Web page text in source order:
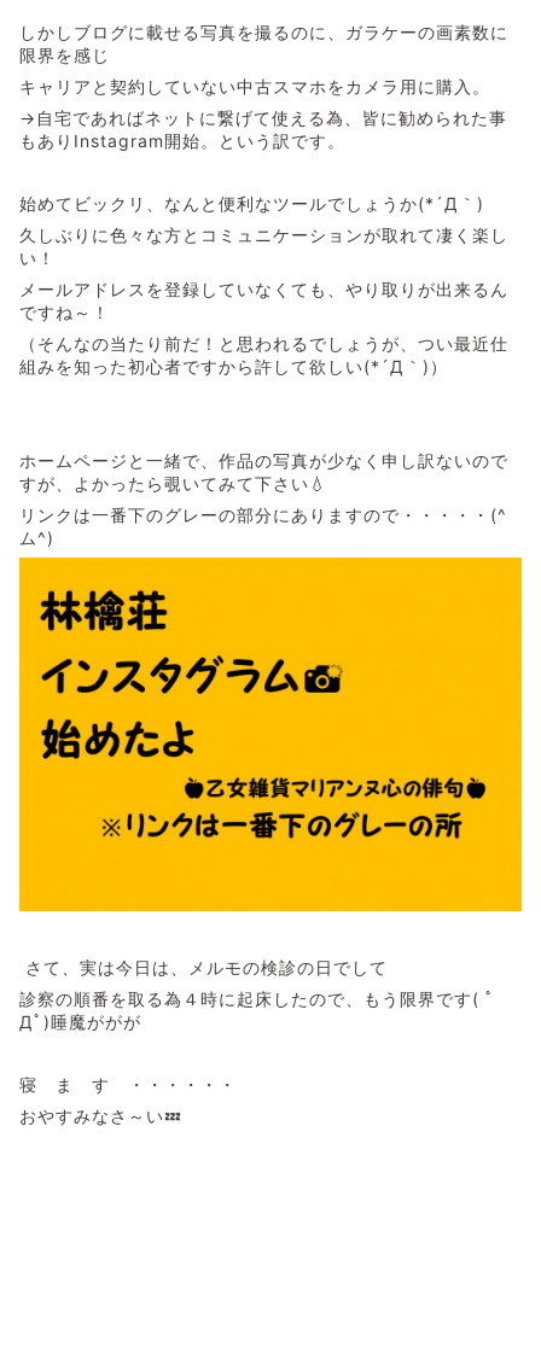
しかしブログに載せる写真を撮るのに、ガラケーの画素数に
限界を感じ
キャリアと契約していない中古スマホをカメラ用に購入。
→自宅であればネットに繋げて使える為、皆に勧められた事
もありInstagram開始。という訳です。
始めてビックリ、なんと便利なツールでしょうか(*´Д｀)
久しぶりに色々な方とコミュニケーションが取れて凄く楽し
い！
メールアドレスを登録していなくても、やり取りが出来るん
ですね～！
（そんなの当たり前だ！と思われるでしょうが、つい最近仕
組みを知った初心者ですから許して欲しい(*´Д｀)）
ホームページと一緒で、作品の写真が少なく申し訳ないので
すが、よかったら覗いてみて下さい💧
リンクは一番下のグレーの部分にありますので・・・・・(^
ム^)
さて、実は今日は、メルモの検診の日でして
診察の順番を取る為４時に起床したので、もう限界です( ﾟ
Дﾟ)睡魔ががが
寝 ま す ・・・・・・
おやすみなさ～い💤